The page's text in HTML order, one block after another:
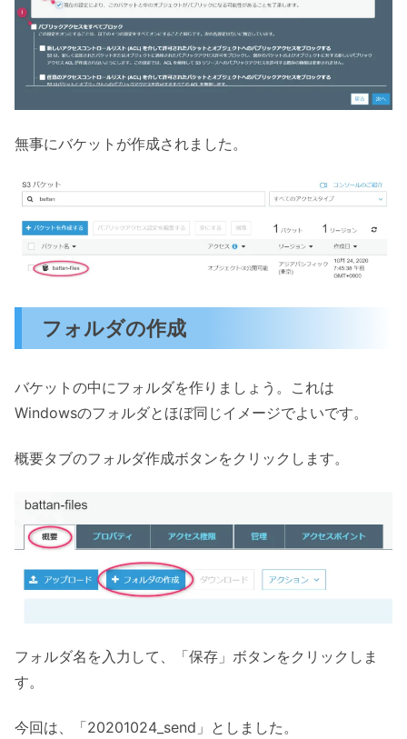
無事にバケットが作成されました。
フォルダの作成
バケットの中にフォルダを作りましょう。これは
Windowsのフォルダとほぼ同じイメージでよいです。
概要タブのフォルダ作成ボタンをクリックします。
フォルダ名を入力して、「保存」ボタンをクリックしま
す。
今回は、「20201024_send」としました。